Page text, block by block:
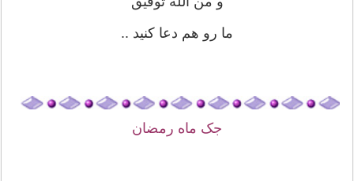
ﻣﺎ ﺭﻭ ﻫﻢ ﺩﻋﺎ ﮐﻨﯿﺪ ..
جک ماه رمضان